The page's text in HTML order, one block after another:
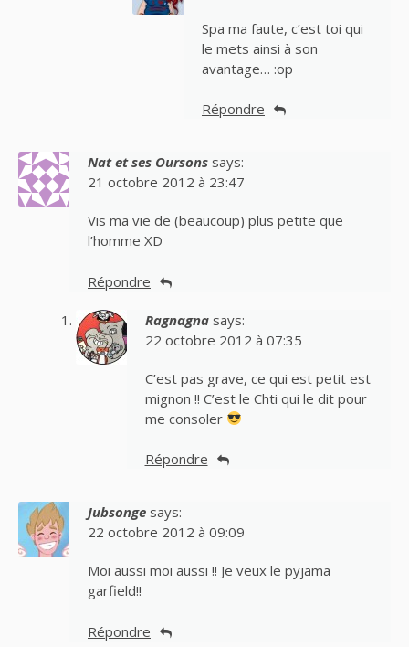
Spa ma faute, c’est toi qui
le mets ainsi à son
avantage… :op
Répondre
Nat et ses Oursons says:
21 octobre 2012 à 23:47
Vis ma vie de (beaucoup) plus petite que
l’homme XD
Répondre
Ragnagna says:
22 octobre 2012 à 07:35
C’est pas grave, ce qui est petit est
mignon !! C’est le Chti qui le dit pour
me consoler
Répondre
Jubsonge says:
22 octobre 2012 à 09:09
Moi aussi moi aussi !! Je veux le pyjama
garfield!!
Répondre